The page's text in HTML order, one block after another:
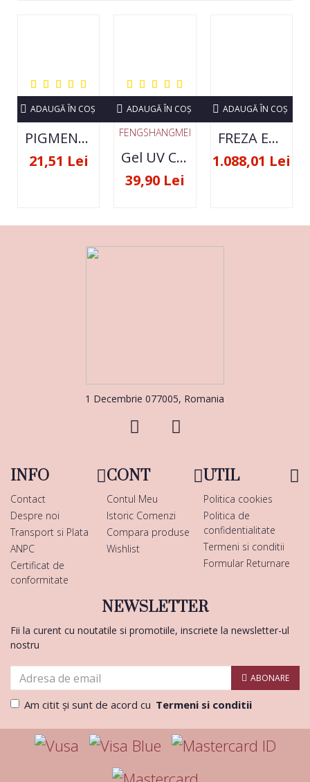
PIGMENT NEON SET 12 CULORI
21,51 Lei
ADAUGĂ ÎN COŞ
FENGSHANGMEI
Gel UV Constructie FSM 50ML - 07
39,90 Lei
ADAUGĂ ÎN COŞ
FREZA ELECTRICA STRONG 210 35000 RPM- ORIGINALA
1.088,01 Lei
ADAUGĂ ÎN COŞ
1 Decembrie 077005, Romania
INFO
Contact
Despre noi
Transport si Plata
ANPC
Certificat de
conformitate
CONT
Contul Meu
Istoric Comenzi
Compara produse
Wishlist
UTIL
Politica cookies
Politica de
confidentialitate
Termeni si conditii
Formular Returnare
NEWSLETTER
Fii la curent cu noutatile si promotiile, inscriete la newsletter-ul
nostru
ABONARE
Am citit şi sunt de acord cu Termeni si conditii